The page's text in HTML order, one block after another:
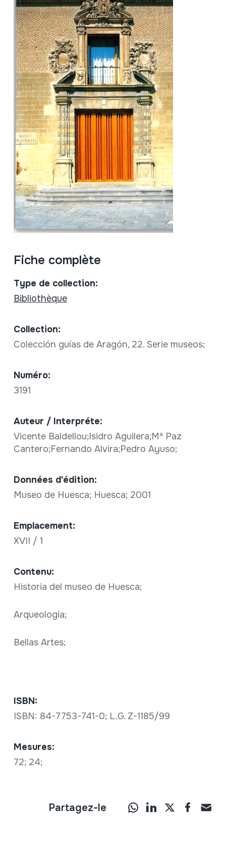
Fiche complète
Type de collection:
Bibliothèque
Collection:
Colección guías de Aragón, 22. Serie museos;
Numéro:
3191
Auteur / Interpréte:
Vicente Baldellou;Isidro Aguilera;Mª Paz
Cantero;Fernando Alvira;Pedro Ayuso;
Données d'édition:
Museo de Huesca; Huesca; 2001
Emplacement:
XVII / 1
Contenu:
Historia del museo de Huesca;
Arqueologia;
Bellas Artes;
ISBN:
ISBN: 84-7753-741-0; L.G. Z-1185/99
Mesures:
72; 24;
Partagez-le